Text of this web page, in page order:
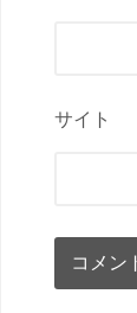
サイト